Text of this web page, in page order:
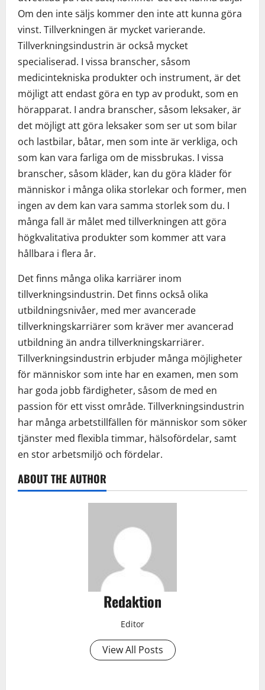
Om den inte säljs kommer den inte att kunna göra
vinst. Tillverkningen är mycket varierande.
Tillverkningsindustrin är också mycket
specialiserad. I vissa branscher, såsom
medicintekniska produkter och instrument, är det
möjligt att endast göra en typ av produkt, som en
hörapparat. I andra branscher, såsom leksaker, är
det möjligt att göra leksaker som ser ut som bilar
och lastbilar, båtar, men som inte är verkliga, och
som kan vara farliga om de missbrukas. I vissa
branscher, såsom kläder, kan du göra kläder för
människor i många olika storlekar och former, men
ingen av dem kan vara samma storlek som du. I
många fall är målet med tillverkningen att göra
högkvalitativa produkter som kommer att vara
hållbara i flera år.
Det finns många olika karriärer inom
tillverkningsindustrin. Det finns också olika
utbildningsnivåer, med mer avancerade
tillverkningskarriärer som kräver mer avancerad
utbildning än andra tillverkningskarriärer.
Tillverkningsindustrin erbjuder många möjligheter
för människor som inte har en examen, men som
har goda jobb färdigheter, såsom de med en
passion för ett visst område. Tillverkningsindustrin
har många arbetstillfällen för människor som söker
tjänster med flexibla timmar, hälsofördelar, samt
en stor arbetsmiljö och fördelar.
ABOUT THE AUTHOR
Redaktion
Editor
View All Posts